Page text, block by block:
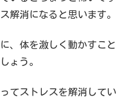
解消になると思います。
、体を激しく動かすこと
ょう。
てストレスを解消してい